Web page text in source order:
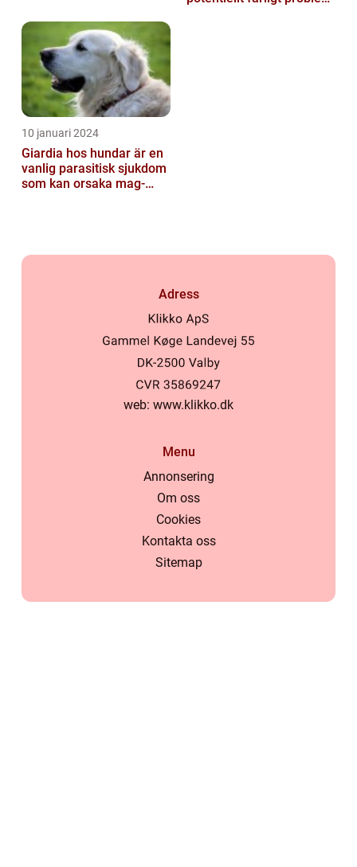
10 januari 2024
Giardia hos hundar är en
vanlig parasitisk sjukdom
som kan orsaka mag-
Adress
web: www.klikko.dk
Menu
Annonsering
Om oss
Cookies
Kontakta oss
Sitemap